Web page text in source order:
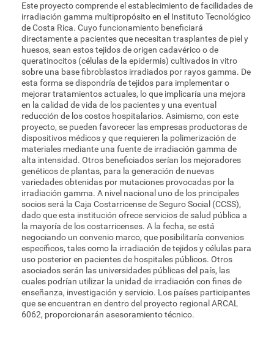
Este proyecto comprende el establecimiento de facilidades de
irradiación gamma multipropósito en el Instituto Tecnológico
de Costa Rica. Cuyo funcionamiento beneficiará
directamente a pacientes que necesitan trasplantes de piel y
huesos, sean estos tejidos de origen cadavérico o de
queratinocitos (células de la epidermis) cultivados in vitro
sobre una base fibroblastos irradiados por rayos gamma. De
esta forma se dispondría de tejidos para implementar o
mejorar tratamientos actuales, lo que implicaría una mejora
en la calidad de vida de los pacientes y una eventual
reducción de los costos hospitalarios. Asimismo, con este
proyecto, se pueden favorecer las empresas productoras de
dispositivos médicos y que requieren la polimerización de
materiales mediante una fuente de irradiación gamma de
alta intensidad. Otros beneficiados serían los mejoradores
genéticos de plantas, para la generación de nuevas
variedades obtenidas por mutaciones provocadas por la
irradiación gamma. A nivel nacional uno de los principales
socios será la Caja Costarricense de Seguro Social (CCSS),
dado que esta institución ofrece servicios de salud pública a
la mayoría de los costarricenses. A la fecha, se está
negociando un convenio marco, que posibilitaría convenios
específicos, tales como la irradiación de tejidos y células para
uso posterior en pacientes de hospitales públicos. Otros
asociados serán las universidades públicas del país, las
cuales podrían utilizar la unidad de irradiación con fines de
enseñanza, investigación y servicio. Los países participantes
que se encuentran en dentro del proyecto regional ARCAL
6062, proporcionarán asesoramiento técnico.